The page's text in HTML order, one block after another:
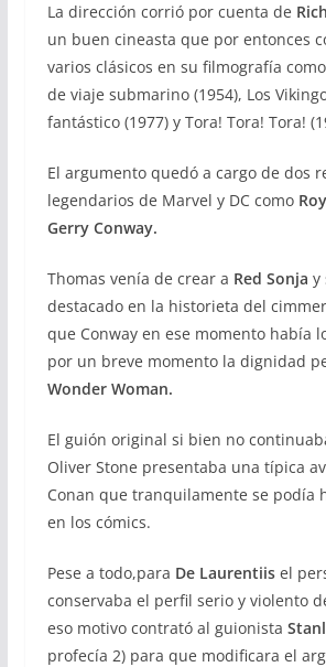
La dirección corrió por cuenta de
un buen cineasta que por entonces
varios clásicos en su filmografía
de viaje submarino (1954), Los
fantástico (1977) y Tora! Tora! Tora!
El argumento quedó a cargo de dos
legendarios de Marvel y DC como
Gerry Conway.
Thomas venía de crear a Red Sonja y
destacado en la historieta del
que Conway en ese momento había
por un breve momento la dignidad
Wonder Woman.
El guión original si bien no
Oliver Stone presentaba una típica
Conan que tranquilamente se podía
en los cómics.
Pese a todo,para De Laurentiisel
conservaba el perfil serio y violento
eso motivo contrató al guionista
profecía 2) para que modificara el